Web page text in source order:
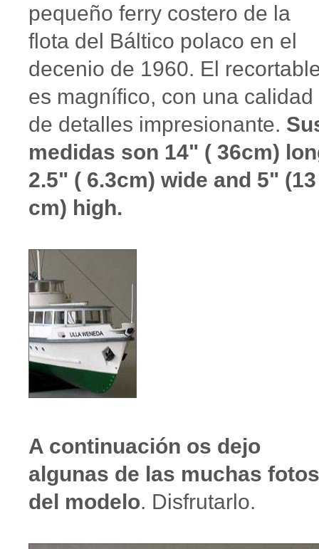
pequeño ferry costero de la
flota del Báltico polaco en el
decenio de 1960. El
es magnífico, con una calidad
de detalles impresionante.
medidas son 14" ( 36cm)
2.5" ( 6.3cm) wide and 5" (13
cm) high.
A continuación os dejo
algunas de las muchas fotos
del modelo. Disfrutarlo.